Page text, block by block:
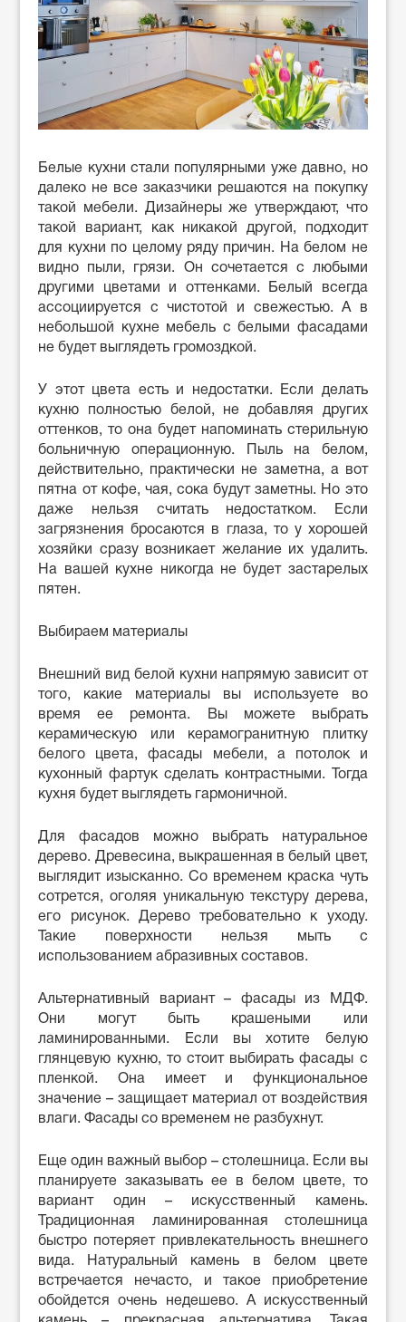
Белые кухни стали популярными уже давно, но
далеко не все заказчики решаются на покупку
такой мебели. Дизайнеры же утверждают, что
такой вариант, как никакой другой, подходит
для кухни по целому ряду причин. На белом не
видно пыли, грязи. Он сочетается с любыми
другими цветами и оттенками. Белый всегда
ассоциируется с чистотой и свежестью. А в
небольшой кухне мебель с белыми фасадами
не будет выглядеть громоздкой.
У этот цвета есть и недостатки. Если делать
кухню полностью белой, не добавляя других
оттенков, то она будет напоминать стерильную
больничную операционную. Пыль на белом,
действительно, практически не заметна, а вот
пятна от кофе, чая, сока будут заметны. Но это
даже нельзя считать недостатком. Если
загрязнения бросаются в глаза, то у хорошей
хозяйки сразу возникает желание их удалить.
На вашей кухне никогда не будет застарелых
пятен.
Выбираем материалы
Внешний вид белой кухни напрямую зависит от
того, какие материалы вы используете во
время ее ремонта. Вы можете выбрать
керамическую или керамогранитную плитку
белого цвета, фасады мебели, а потолок и
кухонный фартук сделать контрастными. Тогда
кухня будет выглядеть гармоничной.
Для фасадов можно выбрать натуральное
дерево. Древесина, выкрашенная в белый цвет,
выглядит изысканно. Со временем краска чуть
сотрется, оголяя уникальную текстуру дерева,
его рисунок. Дерево требовательно к уходу.
Такие поверхности нельзя мыть с
использованием абразивных составов.
Альтернативный вариант – фасады из МДФ.
Они могут быть крашеными или
ламинированными. Если вы хотите белую
глянцевую кухню, то стоит выбирать фасады с
пленкой. Она имеет и функциональное
значение – защищает материал от воздействия
влаги. Фасады со временем не разбухнут.
Еще один важный выбор – столешница. Если вы
планируете заказывать ее в белом цвете, то
вариант один – искусственный камень.
Традиционная ламинированная столешница
быстро потеряет привлекательность внешнего
вида. Натуральный камень в белом цвете
встречается нечасто, и такое приобретение
обойдется очень недешево. А искусственный